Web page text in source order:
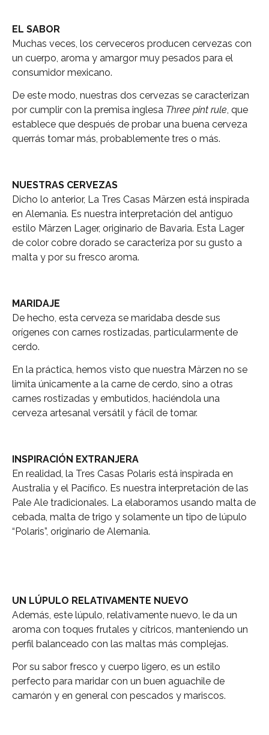
EL SABOR
Muchas veces, los cerveceros producen cervezas con
un cuerpo, aroma y amargor muy pesados para el
consumidor mexicano.
De este modo, nuestras dos cervezas se caracterizan
por cumplir con la premisa inglesa Three pint rule, que
establece que después de probar una buena cerveza
querrás tomar más, probablemente tres o más.
NUESTRAS CERVEZAS
Dicho lo anterior, La Tres Casas Märzen está inspirada
en Alemania. Es nuestra interpretación del antiguo
estilo Märzen Lager, originario de Bavaria. Esta Lager
de color cobre dorado se caracteriza por su gusto a
malta y por su fresco aroma.
MARIDAJE
De hecho, esta cerveza se maridaba desde sus
orígenes con carnes rostizadas, particularmente de
cerdo.
En la práctica, hemos visto que nuestra Märzen no se
limita únicamente a la carne de cerdo, sino a otras
carnes rostizadas y embutidos, haciéndola una
cerveza artesanal versátil y fácil de tomar.
INSPIRACIÓN EXTRANJERA
En realidad, la Tres Casas Polaris está inspirada en
Australia y el Pacífico. Es nuestra interpretación de las
Pale Ale tradicionales. La elaboramos usando malta de
cebada, malta de trigo y solamente un tipo de lúpulo
“Polaris”, originario de Alemania.
UN LÚPULO RELATIVAMENTE NUEVO
Además, este lúpulo, relativamente nuevo, le da un
aroma con toques frutales y cítricos, manteniendo un
perfil balanceado con las maltas más complejas.
Por su sabor fresco y cuerpo ligero, es un estilo
perfecto para maridar con un buen aguachile de
camarón y en general con pescados y mariscos.